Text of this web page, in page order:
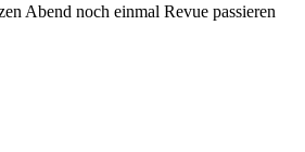
Abend noch einmal Revue passieren